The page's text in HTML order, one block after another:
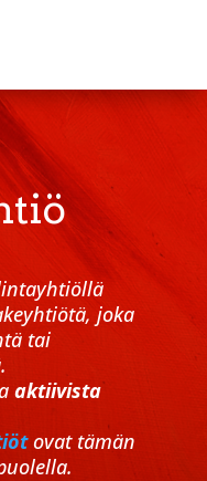
joka
tai
aktiivista
ovat tämän